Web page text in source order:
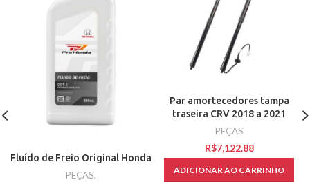
Fluído de Freio Original Honda
PEÇAS,
Par amortecedores tampa
traseira CRV 2018 a 2021
PEÇAS
R$
ADICIONAR AO CARRINHO